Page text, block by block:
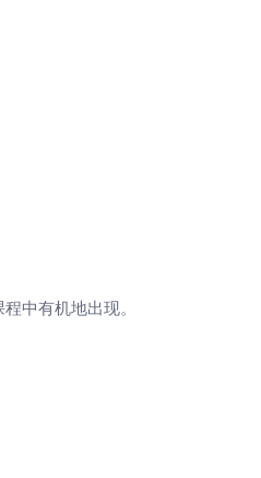
中有机地出现。